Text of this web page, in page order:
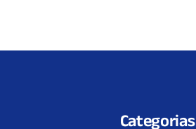
Categorias